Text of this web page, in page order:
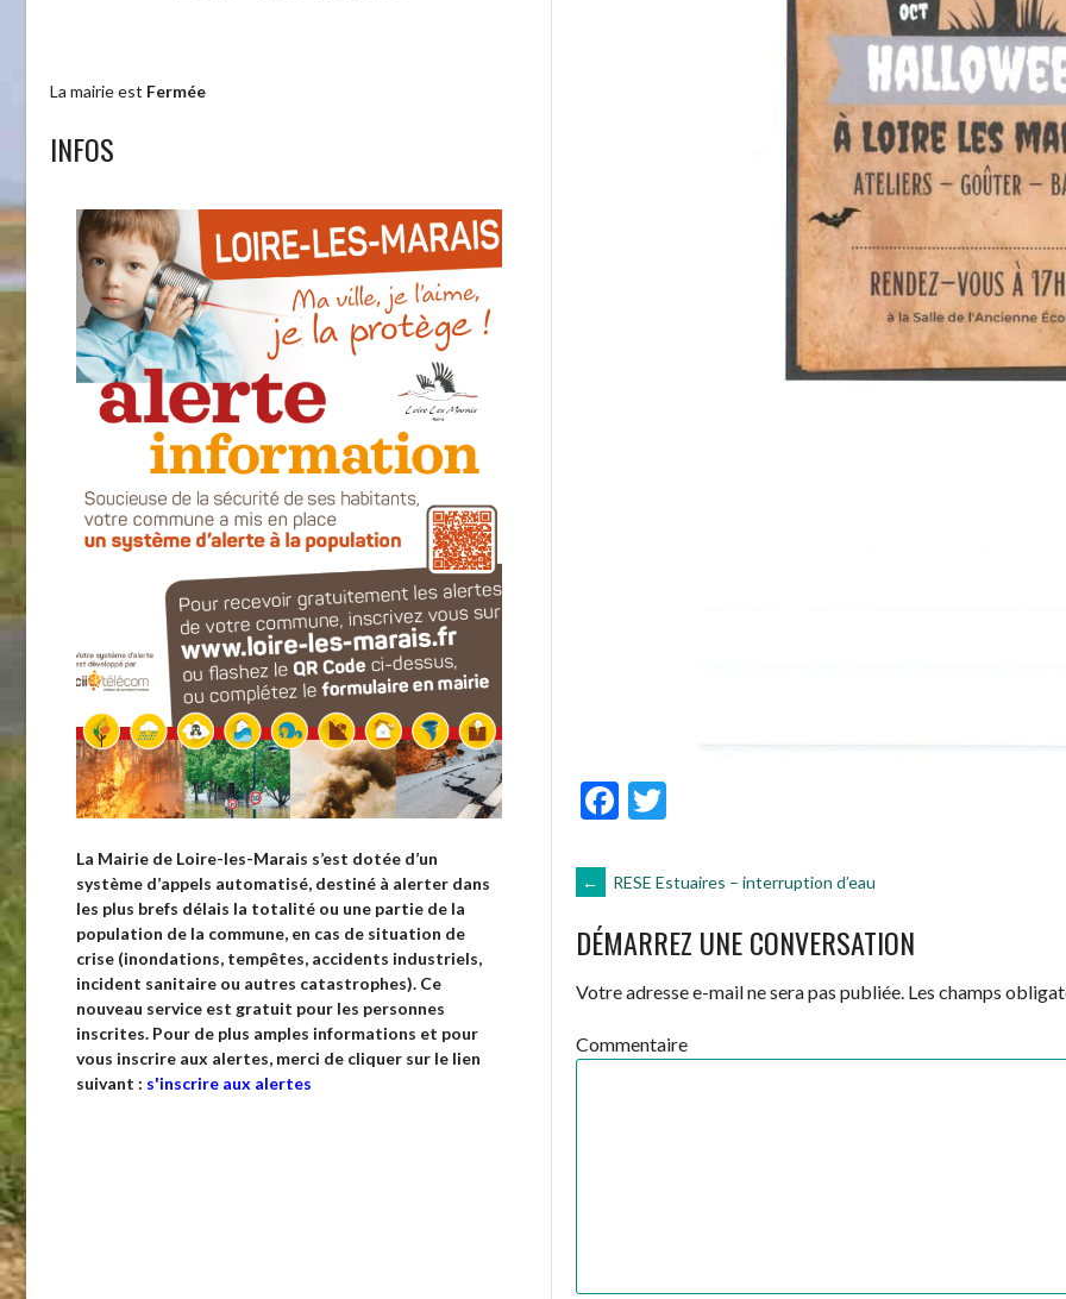
Facebook
NAVIGATION
DES
ARTICLES
← RESE Estuaires – interruption d’eau
DÉMARREZ UNE CONVERSATION
Votre adresse e-mail ne sera pas publiée. Les champs
Commentaire
La mairie est Fermée
INFOS
La Mairie de Loire-les-Marais s’est dotée d’un
système d’appels automatisé, destiné à alerter dans
les plus brefs délais la totalité ou une partie de la
population de la commune, en cas de situation de
crise (inondations, tempêtes, accidents industriels,
incident sanitaire ou autres catastrophes). Ce
nouveau service est gratuit pour les personnes
inscrites. Pour de plus amples informations et pour
vous inscrire aux alertes, merci de cliquer sur le lien
suivant : s'inscrire aux alertes